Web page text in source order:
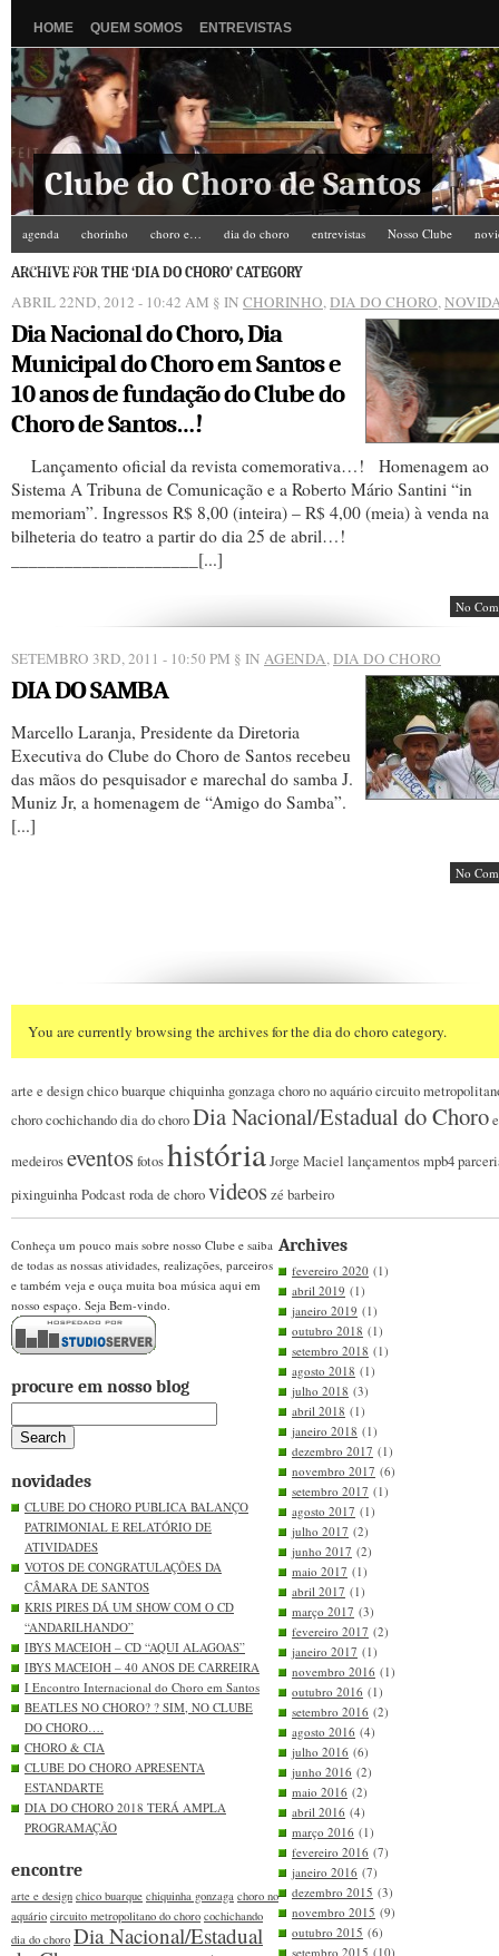
HOME QUEM SOMOS ENTREVISTAS
Clube do Choro de Santos
agenda chorinho choro e… dia do choro entrevistas Nosso Clube
Zé do Camarim
ARCHIVE FOR THE ‘DIA DO CHORO’ CATEGORY
ABRIL 22ND, 2012 - 10:42 AM § IN CHORINHO,DIA DO CHORO,
Dia Nacional do Choro, Dia
Municipal do Choro em Santos e
10 anos de fundação do Clube do
Choro de Santos…!
Lançamento oficial da revista comemorativa…! Homenagem ao
Sistema A Tribuna de Comunicação e a Roberto Mário Santini “in
memoriam”. Ingressos R$ 8,00 (inteira) – R$ 4,00 (meia) à venda na
bilheteria do teatro a partir do dia 25 de abril…!
_____________________[...]
No
SETEMBRO 3RD, 2011 - 10:50 PM § IN AGENDA,DIA DO CHORO
DIA DO SAMBA
Marcello Laranja, Presidente da Diretoria
Executiva do Clube do Choro de Santos recebeu
das mãos do pesquisador e marechal do samba J.
Muniz Jr, a homenagem de “Amigo do Samba”.
[...]
No
You are currently browsing the archives for the dia do choro category.
arte e designchico buarque chiquinha gonzagachoro no aquáriocircuito
chorocochichandodia do choroDia Nacional/Estadual do Choro
medeiroseventos fotoshistóriaJorge Maciel lançamentosmpb4
pixinguinhaPodcastroda de chorovideos zé barbeiro
Conheça um pouco mais sobre nosso Clube e saiba
de todas as nossas atividades, realizações, parceiros
e também veja e ouça muita boa música aqui em
nosso espaço. Seja Bem-vindo.
procure em nosso blog
novidades
CLUBE DO CHORO PUBLICA BALANÇO
PATRIMONIAL E RELATÓRIO DE
ATIVIDADES
VOTOS DE CONGRATULAÇÕES DA
CÂMARA DE SANTOS
KRIS PIRES DÁ UM SHOW COM O CD
“ANDARILHANDO”
IBYS MACEIOH – CD “AQUI ALAGOAS”
IBYS MACEIOH – 40 ANOS DE CARREIRA
I Encontro Internacional do Choro em Santos
BEATLES NO CHORO? ? SIM, NO CLUBE
DO CHORO….
CHORO & CIA
CLUBE DO CHORO APRESENTA
ESTANDARTE
DIA DO CHORO 2018 TERÁ AMPLA
PROGRAMAÇÃO
encontre
arte e design chico buarque chiquinha gonzaga choro no
aquário circuito metropolitano do choro cochichando
dia do choro Dia Nacional/Estadual
Archives
fevereiro 2020 (1)
abril 2019 (1)
janeiro 2019 (1)
outubro 2018 (1)
setembro 2018 (1)
agosto 2018 (1)
julho 2018 (3)
abril 2018 (1)
janeiro 2018 (1)
dezembro 2017 (1)
novembro 2017 (6)
setembro 2017 (1)
agosto 2017 (1)
julho 2017 (2)
junho 2017 (2)
maio 2017 (1)
abril 2017 (1)
março 2017 (3)
fevereiro 2017 (2)
janeiro 2017 (1)
novembro 2016 (1)
outubro 2016 (1)
setembro 2016 (2)
agosto 2016 (4)
julho 2016 (6)
junho 2016 (2)
maio 2016 (2)
abril 2016 (4)
março 2016 (1)
fevereiro 2016 (7)
janeiro 2016 (7)
dezembro 2015 (3)
novembro 2015 (9)
outubro 2015 (6)
setembro 2015 (10)